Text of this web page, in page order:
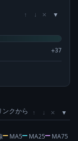
↑ ↓ ×
+37
クから ↑ ↓ ×
MA5 MA25 MA75